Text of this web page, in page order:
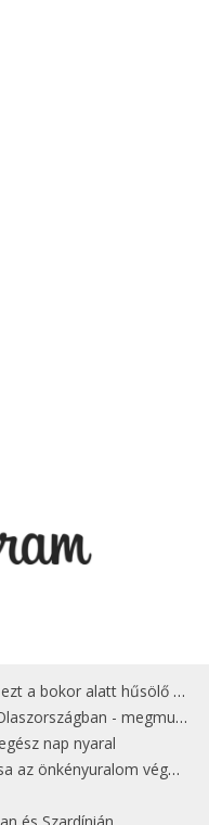
alatt hűsölő cicát Kisorosziban
- megmutatjuk a 15 legjobbat
nap nyaral
végét jelentette